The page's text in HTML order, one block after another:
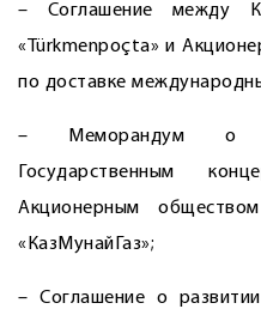
– Соглашение между
«Türkmenpoçta» и
по доставке
– Меморандум о
Государственным
Акционерным
«КазМунайГаз»;
– Соглашение о